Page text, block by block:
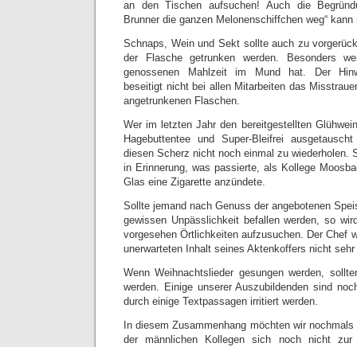
an den Tischen aufsuchen! Auch die
Brunner die ganzen Melonenschiffchen weg“
Schnaps, Wein und Sekt sollte auch zu
der Flasche getrunken werden. Besonders
genossenen Mahlzeit im Mund hat. Der
beseitigt nicht bei allen Mitarbeiten das
angetrunkenen Flaschen.
Wer im letzten Jahr den bereitgestellten
Hagebuttentee und Super-Bleifrei
diesen Scherz nicht noch einmal zu wiederholen.
in Erinnerung, was passierte, als Kollege
Glas eine Zigarette anzündete.
Sollte jemand nach Genuss der angebotenen
gewissen Unpässlichkeit befallen werden, so
vorgesehen Örtlichkeiten aufzusuchen. Der Chef
unerwarteten Inhalt seines Aktenkoffers nicht
Wenn Weihnachtslieder gesungen werden,
werden. Einige unserer Auszubildenden sind
durch einige Textpassagen irritiert werden.
In diesem Zusammenhang möchten wir
der männlichen Kollegen sich noch nicht zur